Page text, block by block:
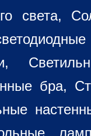
света,
бра,